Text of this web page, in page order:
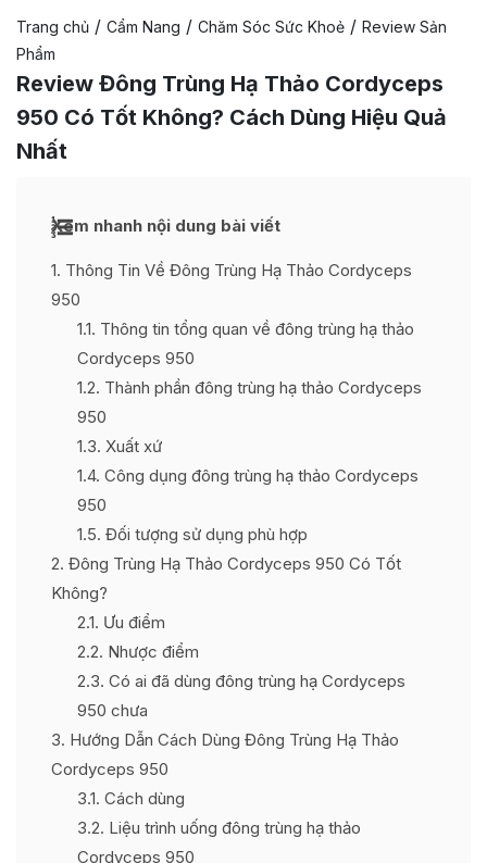
Trang chủ / Cẩm Nang / Chăm Sóc Sức Khoẻ / Review Sản
Phẩm
Review Đông Trùng Hạ Thảo Cordyceps
950 Có Tốt Không? Cách Dùng Hiệu Quả
Nhất
Xem nhanh nội dung bài viết
1 Thông Tin Về Đông Trùng Hạ Thảo Cordyceps
950
1.1 Thông tin tổng quan về đông trùng hạ thảo
Cordyceps 950
1.2 Thành phần đông trùng hạ thảo Cordyceps
950
1.3 Xuất xứ
1.4 Công dụng đông trùng hạ thảo Cordyceps
950
1.5 Đối tượng sử dụng phù hợp
2 Đông Trùng Hạ Thảo Cordyceps 950 Có Tốt
Không?
2.1 Ưu điểm
2.2 Nhược điểm
2.3 Có ai đã dùng đông trùng hạ Cordyceps
950 chưa
3 Hướng Dẫn Cách Dùng Đông Trùng Hạ Thảo
Cordyceps 950
3.1 Cách dùng
3.2 Liệu trình uống đông trùng hạ thảo
Cordyceps 950